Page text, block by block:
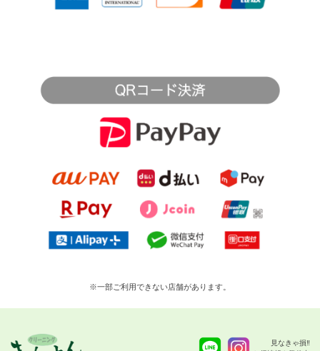
※一部ご利用できない店舗があります。
見なきゃ損‼